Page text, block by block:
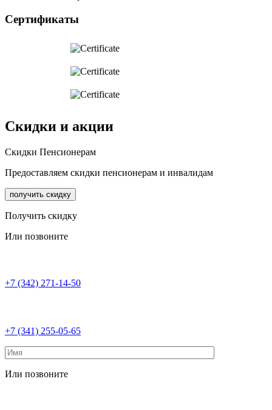
Сертификаты
Скидки и акции
Cкидки Пенсионерам
Предоставляем скидки пенсионерам и инвалидам
получить скидку
Получить скидку
Или позвоните
+7 (342) 271-14-50
+7 (341) 255-05-65
Или позвоните